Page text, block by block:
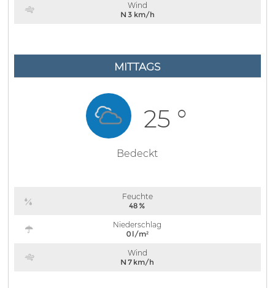
Wind
N 3 km/h
MITTAGS
25 °
Bedeckt
Feuchte
48 %
Niederschlag
0 l/m²
Wind
N 7 km/h